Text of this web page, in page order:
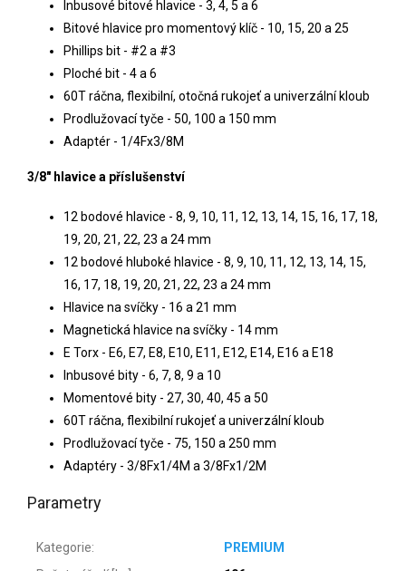
Inbusové bitové hlavice - 3, 4, 5 a 6
Bitové hlavice pro momentový klíč - 10, 15, 20 a 25
Phillips bit - #2 a #3
Ploché bit - 4 a 6
60T ráčna, flexibilní, otočná rukojeť a univerzální kloub
Prodlužovací tyče - 50, 100 a 150 mm
Adaptér - 1/4Fx3/8M
3/8" hlavice a příslušenství
12 bodové hlavice - 8, 9, 10, 11, 12, 13, 14, 15, 16, 17, 18,
19, 20, 21, 22, 23 a 24 mm
12 bodové hluboké hlavice - 8, 9, 10, 11, 12, 13, 14, 15,
16, 17, 18, 19, 20, 21, 22, 23 a 24 mm
Hlavice na svíčky - 16 a 21 mm
Magnetická hlavice na svíčky - 14 mm
E Torx - E6, E7, E8, E10, E11, E12, E14, E16 a E18
Inbusové bity - 6, 7, 8, 9 a 10
Momentové bity - 27, 30, 40, 45 a 50
60T ráčna, flexibilní rukojeť a univerzální kloub
Prodlužovací tyče - 75, 150 a 250 mm
Adaptéry - 3/8Fx1/4M a 3/8Fx1/2M
Parametry
Kategorie:
PREMIUM